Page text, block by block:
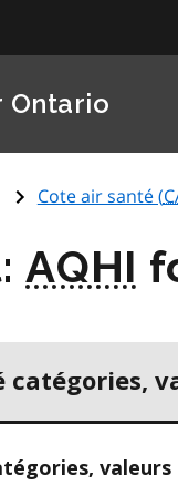
Ontario
Cote air santé (
AQHI
catégories,
valeurs